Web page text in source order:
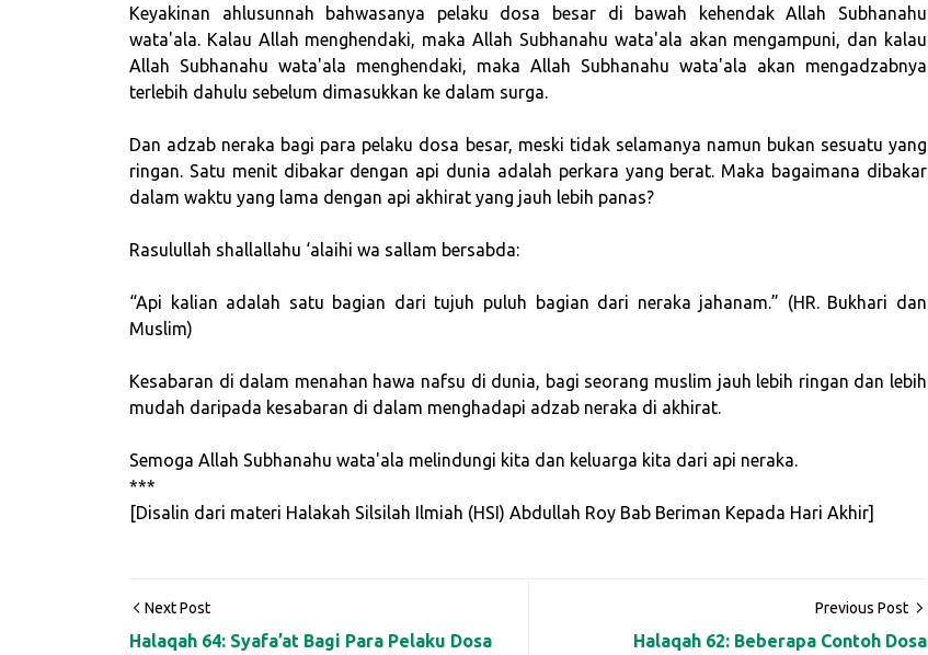
Keyakinan ahlusunnah bahwasanya pelaku dosa besar di bawah kehendak Allah Subhanahu
wata'ala. Kalau Allah menghendaki, maka Allah Subhanahu wata'ala akan mengampuni, dan kalau
Allah Subhanahu wata'ala menghendaki, maka Allah Subhanahu wata'ala akan mengadzabnya
terlebih dahulu sebelum dimasukkan ke dalam surga.
Dan adzab neraka bagi para pelaku dosa besar, meski tidak selamanya namun bukan sesuatu yang
ringan. Satu menit dibakar dengan api dunia adalah perkara yang berat. Maka bagaimana dibakar
dalam waktu yang lama dengan api akhirat yang jauh lebih panas?
Rasulullah shallallahu ‘alaihi wa sallam bersabda:
“Api kalian adalah satu bagian dari tujuh puluh bagian dari neraka jahanam.” (HR. Bukhari dan
Muslim)
Kesabaran di dalam menahan hawa nafsu di dunia, bagi seorang muslim jauh lebih ringan dan lebih
mudah daripada kesabaran di dalam menghadapi adzab neraka di akhirat.
Semoga Allah Subhanahu wata'ala melindungi kita dan keluarga kita dari api neraka.
***
[Disalin dari materi Halakah Silsilah Ilmiah (HSI) Abdullah Roy Bab Beriman Kepada Hari Akhir]
Next Post
Halaqah 64: Syafa’at Bagi Para Pelaku Dosa
Previous Post
Halaqah 62: Beberapa Contoh Dosa